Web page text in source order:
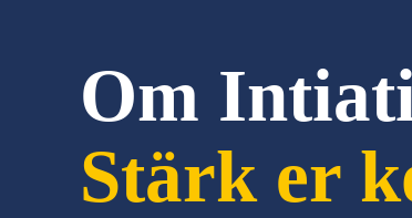
Om
Stärk er